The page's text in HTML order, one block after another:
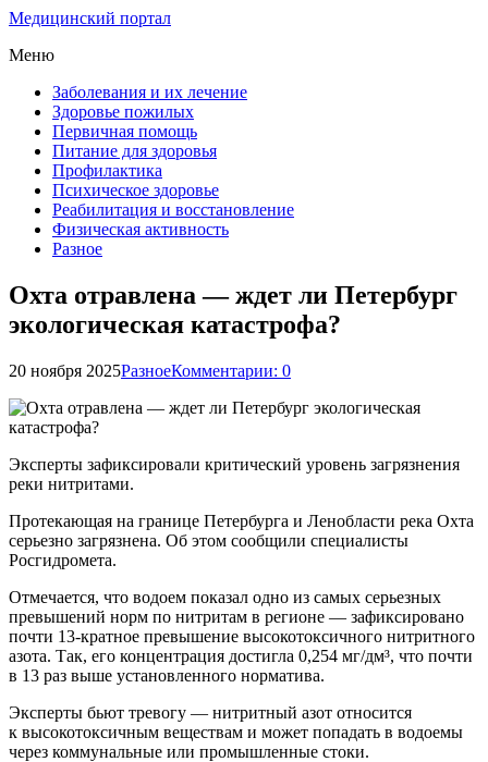
Медицинский портал
Меню
Заболевания и их лечение
Здоровье пожилых
Первичная помощь
Питание для здоровья
Профилактика
Психическое здоровье
Реабилитация и восстановление
Физическая активность
Разное
Охта отравлена — ждет ли Петербург
экологическая катастрофа?
20 ноября 2025РазноеКомментарии: 0
Эксперты зафиксировали критический уровень загрязнения
реки нитритами.
Протекающая на границе Петербурга и Ленобласти река Охта
серьезно загрязнена. Об этом сообщили специалисты
Росгидромета.
Отмечается, что водоем показал одно из самых серьезных
превышений норм по нитритам в регионе — зафиксировано
почти 13-кратное превышение высокотоксичного нитритного
азота. Так, его концентрация достигла 0,254 мг/дм³, что почти
в 13 раз выше установленного норматива.
Эксперты бьют тревогу — нитритный азот относится
к высокотоксичным веществам и может попадать в водоемы
через коммунальные или промышленные стоки.